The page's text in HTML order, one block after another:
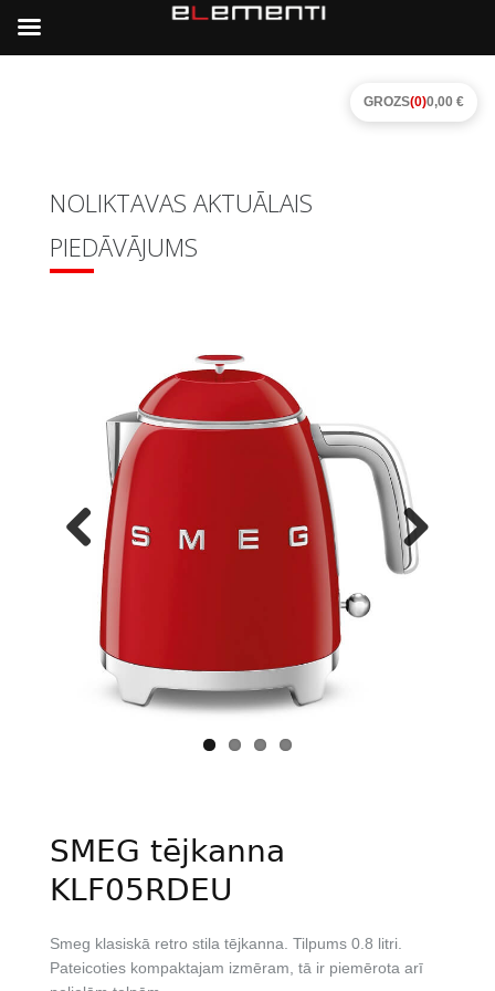
NOLIKTAVAS AKTUĀLAIS
PIEDĀVĀJUMS
Previous Next
SMEG tējkanna
KLF05RDEU
Smeg klasiskā retro stila tējkanna. Tilpums 0.8 litri.
Pateicoties kompaktajam izmēram, tā ir piemērota arī
GROZS(0)0,00 €